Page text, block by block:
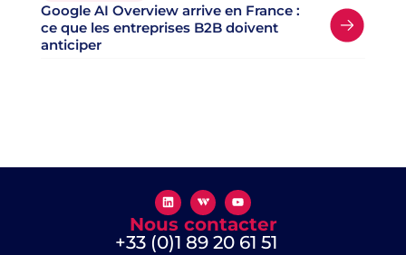
Google AI Overview arrive en France :
ce que les entreprises B2B doivent
anticiper
Nous contacter
+33 (0)1 89 20 61 51